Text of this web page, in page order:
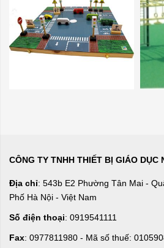
CÔNG TY TNHH THIẾT BỊ GIÁO DỤC
Địa chỉ: 543b E2 Phường Tân Mai -
Phố Hà Nội - Việt Nam
Số điện thoại: 0919541111
Fax: 0977811980 - Mã số thuế: